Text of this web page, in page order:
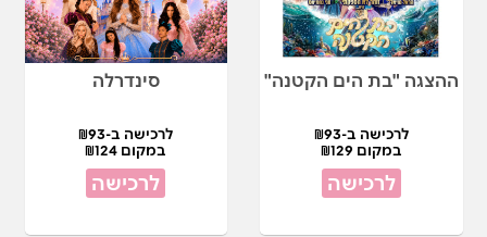
ההצגה "בת הים הקטנה"
לרכישה ב-₪93
במקום ₪129
לרכישה
סינדרלה
לרכישה ב-₪93
במקום ₪124
לרכישה